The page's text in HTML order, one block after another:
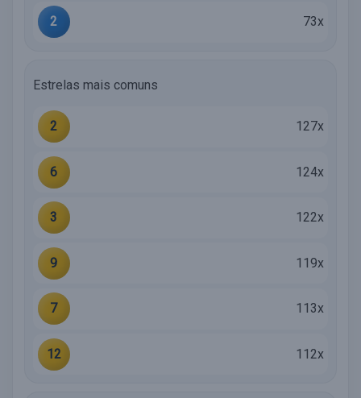
2 73x
Estrelas mais comuns
2 127x
6 124x
3 122x
9 119x
7 113x
12 112x